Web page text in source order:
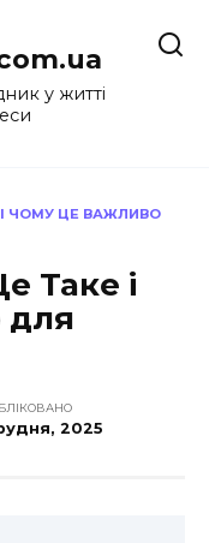
у житті
І ЧОМУ ЦЕ ВАЖЛИВО
Таке і
для
2025